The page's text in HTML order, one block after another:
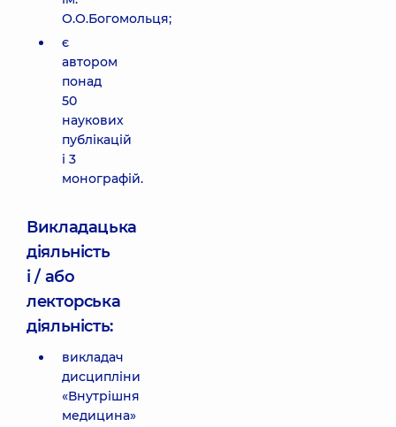
О.О.Богомольця;
є
автором
понад
50
наукових
публікацій
і 3
монографій.
Викладацька
діяльність
і / або
лекторська
діяльність:
викладач
дисципліни
«Внутрішня
медицина»